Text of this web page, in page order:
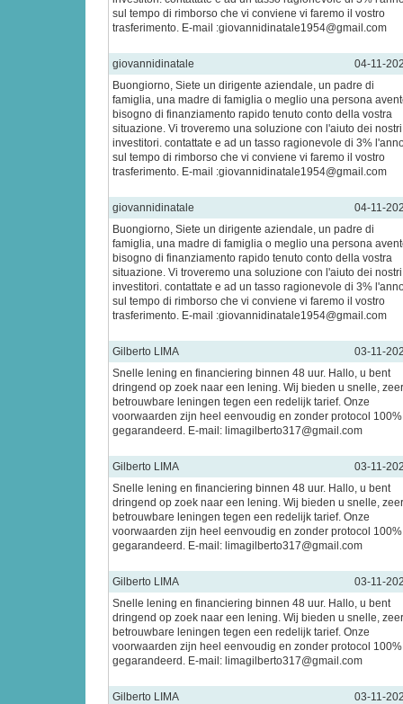
sul tempo di rimborso che vi conviene vi faremo il vostro
trasferimento. E-mail :giovannidinatale1954@gmail.com
giovannidinatale
04-11-
Buongiorno, Siete un dirigente aziendale, un padre di
famiglia, una madre di famiglia o meglio una persona
bisogno di finanziamento rapido tenuto conto della vostra
situazione. Vi troveremo una soluzione con l'aiuto dei nostri
investitori. contattate e ad un tasso ragionevole di 3%
sul tempo di rimborso che vi conviene vi faremo il vostro
trasferimento. E-mail :giovannidinatale1954@gmail.com
giovannidinatale
04-11-
Buongiorno, Siete un dirigente aziendale, un padre di
famiglia, una madre di famiglia o meglio una persona
bisogno di finanziamento rapido tenuto conto della vostra
situazione. Vi troveremo una soluzione con l'aiuto dei nostri
investitori. contattate e ad un tasso ragionevole di 3%
sul tempo di rimborso che vi conviene vi faremo il vostro
trasferimento. E-mail :giovannidinatale1954@gmail.com
Gilberto LIMA
03-11-
Snelle lening en financiering binnen 48 uur. Hallo, u bent
dringend op zoek naar een lening. Wij bieden u snelle, zeer
betrouwbare leningen tegen een redelijk tarief. Onze
voorwaarden zijn heel eenvoudig en zonder protocol 100%
gegarandeerd. E-mail: limagilberto317@gmail.com
Gilberto LIMA
03-11-
Snelle lening en financiering binnen 48 uur. Hallo, u bent
dringend op zoek naar een lening. Wij bieden u snelle, zeer
betrouwbare leningen tegen een redelijk tarief. Onze
voorwaarden zijn heel eenvoudig en zonder protocol 100%
gegarandeerd. E-mail: limagilberto317@gmail.com
Gilberto LIMA
03-11-
Snelle lening en financiering binnen 48 uur. Hallo, u bent
dringend op zoek naar een lening. Wij bieden u snelle, zeer
betrouwbare leningen tegen een redelijk tarief. Onze
voorwaarden zijn heel eenvoudig en zonder protocol 100%
gegarandeerd. E-mail: limagilberto317@gmail.com
Gilberto LIMA
03-11-